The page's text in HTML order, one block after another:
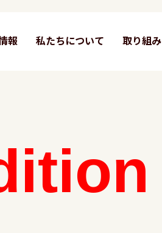
報 私たちについて 取り組み